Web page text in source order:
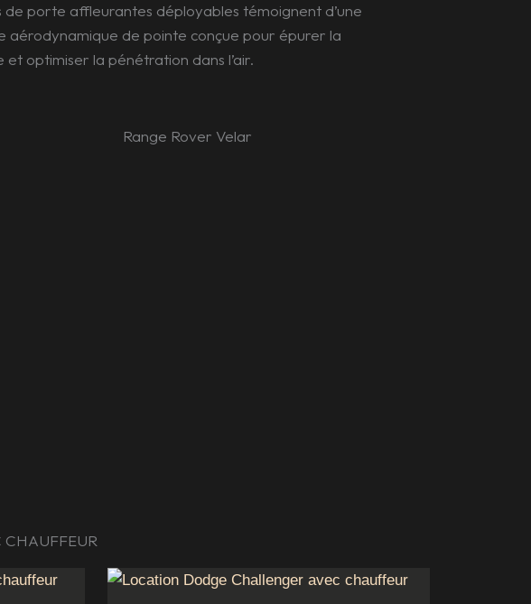
de porte affleurantes déployables témoignent d’une
aérodynamique de pointe conçue pour épurer la
et optimiser la pénétration dans l’air.